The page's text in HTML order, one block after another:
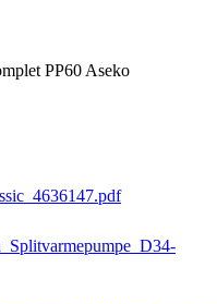
PP60 Aseko